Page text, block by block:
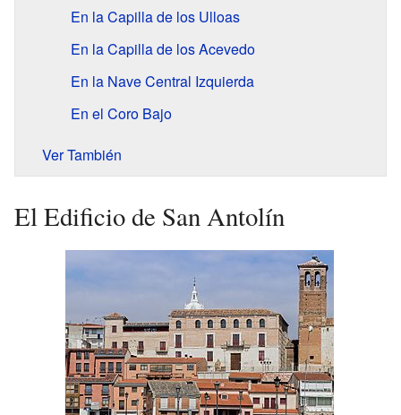
En la Capilla de los Ulloas
En la Capilla de los Acevedo
En la Nave Central Izquierda
En el Coro Bajo
Ver También
El Edificio de San Antolín